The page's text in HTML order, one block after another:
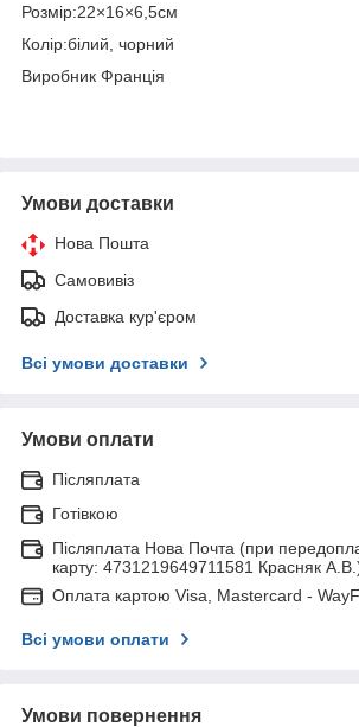
Розмір:22×16×6,5см
Колір:білий, чорний
Виробник Франція
Умови доставки
Нова Пошта
Самовивіз
Доставка кур'єром
Всі умови доставки
Умови оплати
Післяплата
Готівкою
Післяплата Нова Почта (при
карту: 4731219649711581 Красняк
Оплата картою Visa, Mastercard -
Всі умови оплати
Умови повернення